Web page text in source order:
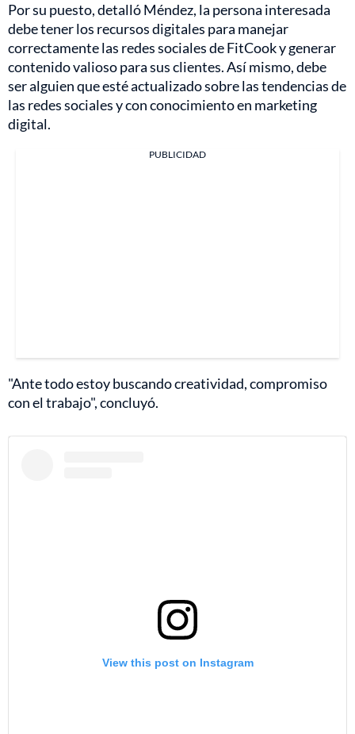
Por su puesto, detalló Méndez, la persona interesada
debe tener los recursos digitales para manejar
correctamente las redes sociales de FitCook y generar
contenido valioso para sus clientes. Así mismo, debe
ser alguien que esté actualizado sobre las tendencias de
las redes sociales y con conocimiento en marketing
digital.
PUBLICIDAD
"Ante todo estoy buscando creatividad, compromiso
con el trabajo", concluyó.
View this post on Instagram